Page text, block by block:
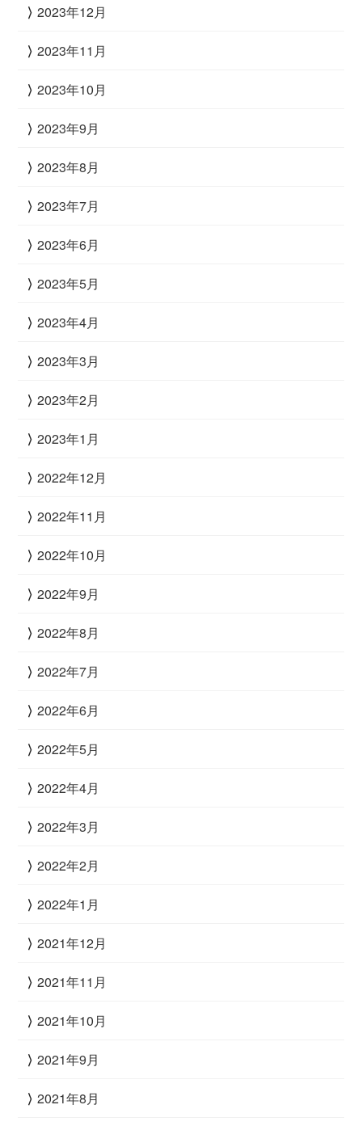
2023年12月
2023年11月
2023年10月
2023年9月
2023年8月
2023年7月
2023年6月
2023年5月
2023年4月
2023年3月
2023年2月
2023年1月
2022年12月
2022年11月
2022年10月
2022年9月
2022年8月
2022年7月
2022年6月
2022年5月
2022年4月
2022年3月
2022年2月
2022年1月
2021年12月
2021年11月
2021年10月
2021年9月
2021年8月